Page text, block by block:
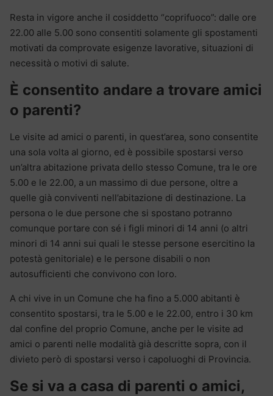
Resta in vigore anche il cosiddetto “coprifuoco”: dalle ore
22.00 alle 5.00 sono consentiti solamente gli spostamenti
motivati da comprovate esigenze lavorative, situazioni di
necessità o motivi di salute.
È consentito andare a trovare amici
o parenti?
Le visite ad amici o parenti, in quest’area, sono consentite
una sola volta al giorno, ed è possibile spostarsi verso
un’altra abitazione privata dello stesso Comune, tra le ore
5.00 e le 22.00, a un massimo di due persone, oltre a
quelle già conviventi nell’abitazione di destinazione. La
persona o le due persone che si spostano potranno
comunque portare con sé i figli minori di 14 anni (o altri
minori di 14 anni sui quali le stesse persone esercitino la
potestà genitoriale) e le persone disabili o non
autosufficienti che convivono con loro.
A chi vive in un Comune che ha fino a 5.000 abitanti è
consentito spostarsi, tra le 5.00 e le 22.00, entro i 30 km
dal confine del proprio Comune, anche per le visite ad
amici o parenti nelle modalità già descritte sopra, con il
divieto però di spostarsi verso i capoluoghi di Provincia.
Se si va a casa di parenti o amici,